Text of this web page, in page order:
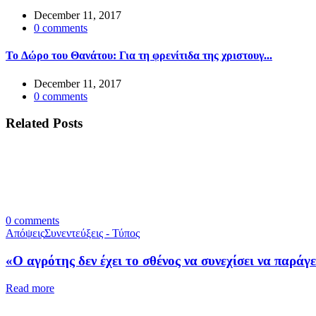
December 11, 2017
0 comments
To Δώρο του Θανάτου: Για τη φρενίτιδα της χριστουγ...
December 11, 2017
0 comments
Related Posts
0 comments
ΑπόψειςΣυνεντεύξεις - Τύπος
«Ο αγρότης δεν έχει το σθένος να συνεχίσει να
Read more